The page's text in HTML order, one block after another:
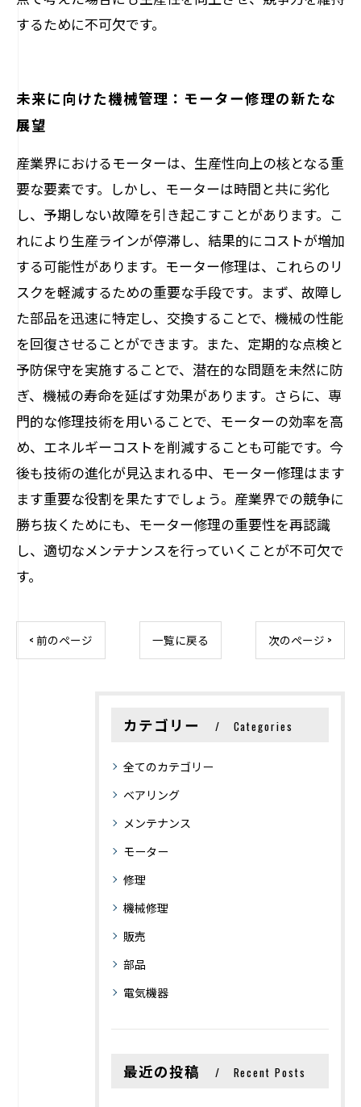
するために不可欠です。
未来に向けた機械管理：モーター修理の新たな
展望
産業界におけるモーターは、生産性向上の核となる重
要な要素です。しかし、モーターは時間と共に劣化
し、予期しない故障を引き起こすことがあります。こ
れにより生産ラインが停滞し、結果的にコストが増加
する可能性があります。モーター修理は、これらのリ
スクを軽減するための重要な手段です。まず、故障し
た部品を迅速に特定し、交換することで、機械の性能
を回復させることができます。また、定期的な点検と
予防保守を実施することで、潜在的な問題を未然に防
ぎ、機械の寿命を延ばす効果があります。さらに、専
門的な修理技術を用いることで、モーターの効率を高
め、エネルギーコストを削減することも可能です。今
後も技術の進化が見込まれる中、モーター修理はます
ます重要な役割を果たすでしょう。産業界での競争に
勝ち抜くためにも、モーター修理の重要性を再認識
し、適切なメンテナンスを行っていくことが不可欠で
す。
< 前のページ 一覧に戻る 次のページ >
カテゴリー Categories
全てのカテゴリー
ベアリング
メンテナンス
モーター
修理
機械修理
販売
部品
電気機器
最近の投稿 Recent Posts